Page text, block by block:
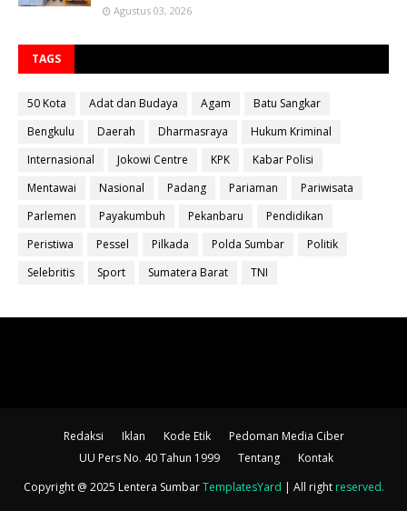
Agustus 03, 2026
TAGS
50 Kota Adat dan Budaya Agam
Batu Sangkar
Bengkulu
Daerah Dharmasraya
Hukum Kriminal
Internasional
Jokowi Centre KPK
Kabar Polisi
Mentawai
Nasional Padang Pariaman
Pariwisata
Parlemen
Payakumbuh Pekanbaru
Pendidikan
Peristiwa
Pessel Pilkada Polda Sumbar
Politik
Selebritis
Sport Sumatera Barat TNI
Redaksi Iklan Kode Etik
Pedoman Media Ciber
UU Pers No. 40 Tahun 1999
Tentang
Kontak
Copyright @ 2025 Lentera SumbarTemplatesYard | All right reserved.